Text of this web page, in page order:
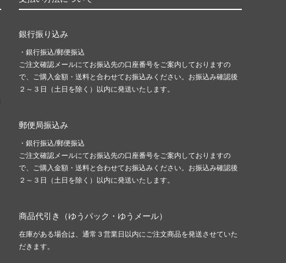
銀行振り込み
・銀行振込/郵便振込
ご注文確認メールにてお振込先の口座番号をご案内しておりますの
で、ご購入金額・送料と合わせてお振込みください。お振込み確認後
２～３日（土日を除く）以内に発送いたします。
郵便局振込み
・銀行振込/郵便振込
ご注文確認メールにてお振込先の口座番号をご案内しておりますの
で、ご購入金額・送料と合わせてお振込みください。お振込み確認後
２～３日（土日を除く）以内に発送いたします。
商品代引き（ゆうパック・ゆうメール）
在庫がある場合は、通常３営業日以内にご注文商品を発送させていた
だきます。